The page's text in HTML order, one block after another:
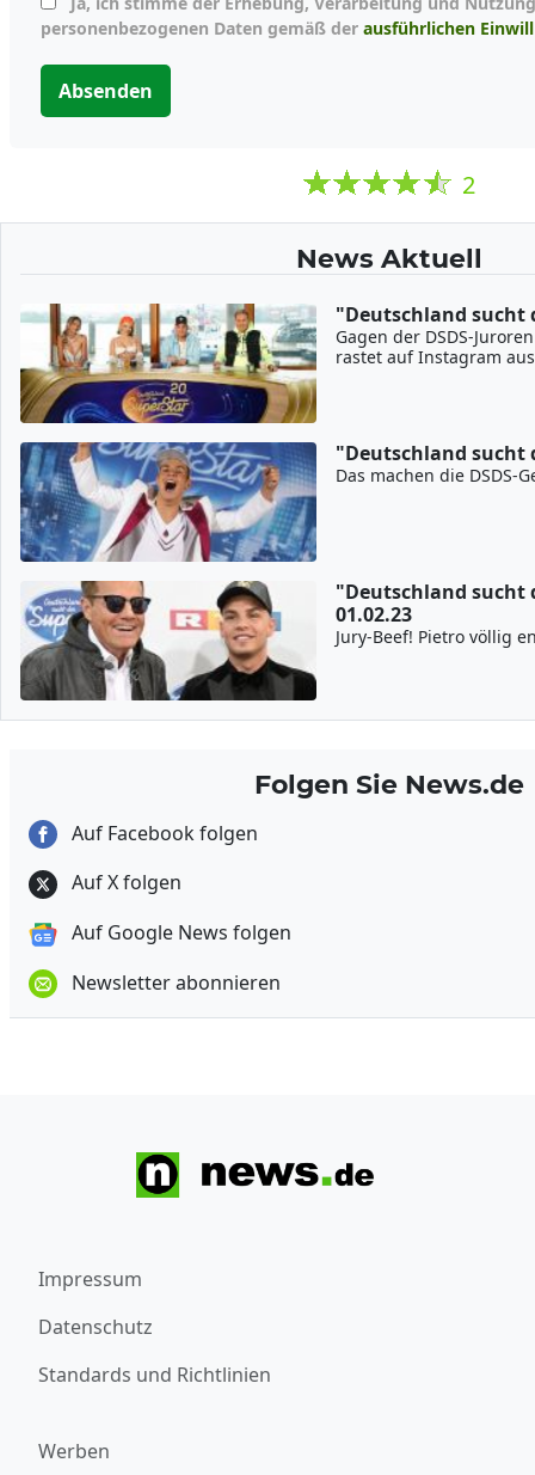
personenbezogenen Daten gemäß der ausführlichen
Absenden
2
News Aktuell
"Deutschland sucht
Gagen der DSDS-
rastet auf Instagram aus
"Deutschland sucht
Das machen die DSDS-
"Deutschland sucht
01.02.23
Jury-Beef! Pietro völlig
Folgen Sie News.de
Auf Facebook folgen
Auf X folgen
Auf Google News folgen
Newsletter abonnieren
Impressum
Datenschutz
Standards und Richtlinien
Werben